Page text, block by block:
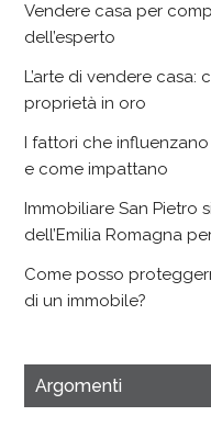
Vendere casa per
dell’esperto
L’arte di vendere
proprietà in oro
I fattori che
e come impattano
Immobiliare San Pietro
dell’Emilia Romagna
Come posso
di un immobile?
Argomenti